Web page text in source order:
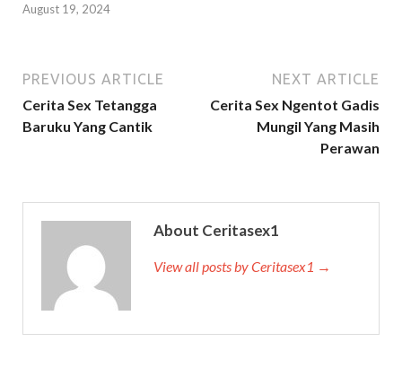
August 19, 2024
PREVIOUS ARTICLE
Cerita Sex Tetangga
Baruku Yang Cantik
NEXT ARTICLE
Cerita Sex Ngentot Gadis
Mungil Yang Masih
Perawan
About Ceritasex1
View all posts by Ceritasex1 →